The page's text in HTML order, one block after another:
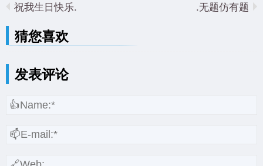
祝我生日快乐.
无题仿有题.
猜您喜欢
发表评论